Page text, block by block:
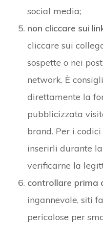
social media;
non cliccare sui
cliccare sui
sospette o nei
network. È
direttamente la
pubblicizzata
brand. Per i
inserirli durante
verificarne la
controllare prima
ingannevole, siti
pericolose per